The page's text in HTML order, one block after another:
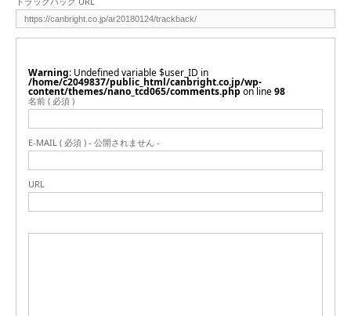
Warning : Undefined variable $user_ID in
/home/c2049837/public_html/canbright.co.jp/wp-
content/themes/nano_tcd065/comments.php on line98
名前 ( 必須 )
E-MAIL ( 必須 ) - 公開されません -
URL